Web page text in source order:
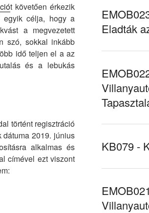
t követően érkezik
egyik célja, hogy a
a megvezetett
szó, sokkal inkább
idő teljen el a az
és a lebukás
történt regisztráció
dátuma 2019. június
alkalmas és
címével ezt viszont
Eladták
KB079 -